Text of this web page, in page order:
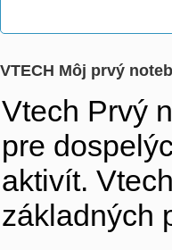
VTECH Môj prvý
Vtech Prvý
pre
aktivít.
základných